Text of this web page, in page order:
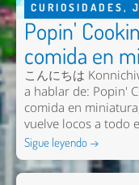
CURIOSIDADES,
Popin'
comida en
こんにちは
a hablar de: Popin'
comida en
vuelve locos a todo
Sigue leyendo →